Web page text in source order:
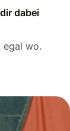
dabei
egal wo.